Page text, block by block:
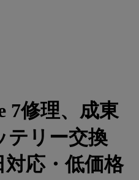
7修理、成東
テリー交換
対応・低価格